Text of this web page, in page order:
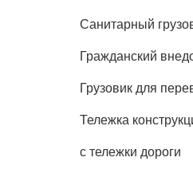
Санитарный
Гражданский
Грузовик для
животных и
Тележка
с тележки дороги